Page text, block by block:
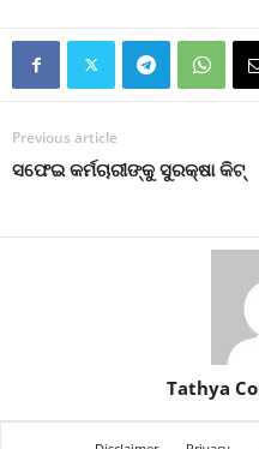
Previous article
ସଫେଇ କର୍ମଚାରୀଙ୍କୁ ସୁରକ୍ଷା କିଟ୍‍
Tathya